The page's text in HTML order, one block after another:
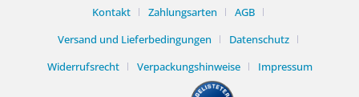
Kontakt Zahlungsarten
AGB
Versand und Lieferbedingungen
Datenschutz
Widerrufsrecht
Verpackungshinweise Impressum